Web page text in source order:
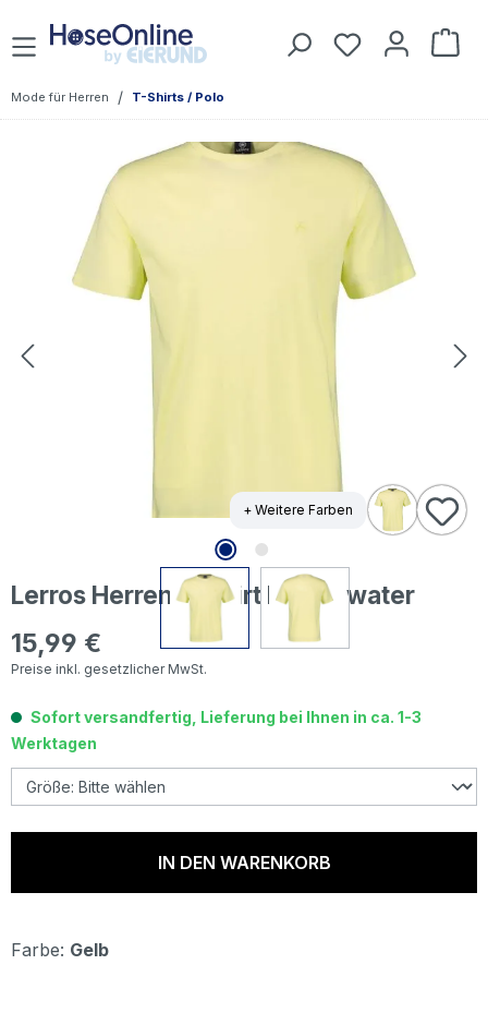
Zum Hauptinhalt springen Du hast 0
Mode für Herren / T-Shirts / Polo
Bildergalerie überspringen
+ Weitere Farben
Lerros Herren T-Shirt lemon water
Regulärer Preis:
15,99 €
Preise inkl. gesetzlicher MwSt.
Sofort versandfertig, Lieferung bei Ihnen in ca. 1-3
Werktagen
IN DEN WARENKORB
Farbe: Gelb